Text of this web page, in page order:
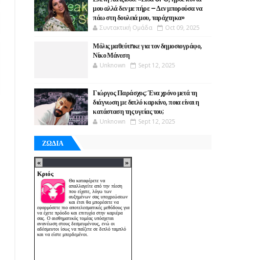
μου αλλά δεν με πήρε – Δεν μπορούσα να
πάω στη δουλειά μου, ταράχτηκα»
Συντακτική Ομάδα Oct 09, 2025
Μόλις μαθεύτnκε για τον δημοσιογράφο,
Νίκο Μάνεση
Unknown Sept 12, 2025
Γιώργος Παράσχος: Ένα χρόνο μετά τη
διάγνωση με διπλό καρκίνο, ποια είναι η
κατάσταση της υγείας του;
Unknown Sept 12, 2025
ΖΩΔΙΑ